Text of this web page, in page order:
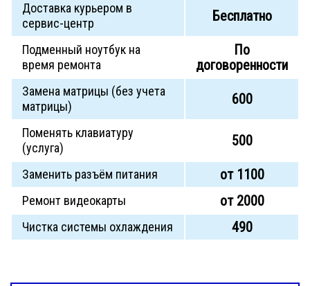
Доставка курьером в
сервис-центр
Бесплатно
Подменный ноутбук на
время ремонта
По
договоренности
Замена матрицы (без учета
матрицы)
600
Поменять клавиатуру
(услуга)
500
Заменить разъём питания от 1100
Ремонт видеокарты от 2000
Чистка системы охлаждения 490